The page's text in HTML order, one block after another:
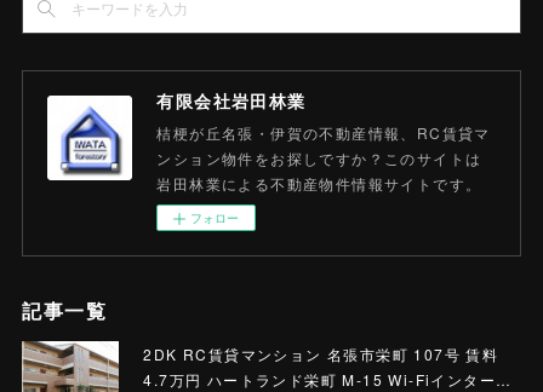
有限会社岩田林業
桔梗が丘名張・伊賀の不動産情報、RC賃貸マ
ンション物件をお探しですか？このサイトは
岩田林業による不動産物件情報サイトです。
フォロー
記事一覧
2DK RC賃貸マンション 名張市栄町 107号 賃料
4.7万円 ハートランド栄町 M-15 Wi-Fiインター…